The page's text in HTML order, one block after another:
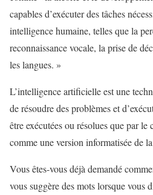
capables d’exécuter des tâches
intelligence humaine, telles que la
reconnaissance vocale, la prise de
les langues. »
L’intelligence artificielle est une
de résoudre des problèmes et
être exécutées ou résolues que par le
comme une version informatisée de
Vous êtes-vous déjà demandé
vous suggère des mots lorsque vous